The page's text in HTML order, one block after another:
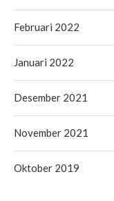
Februari 2022
Januari 2022
Desember 2021
November 2021
Oktober 2019